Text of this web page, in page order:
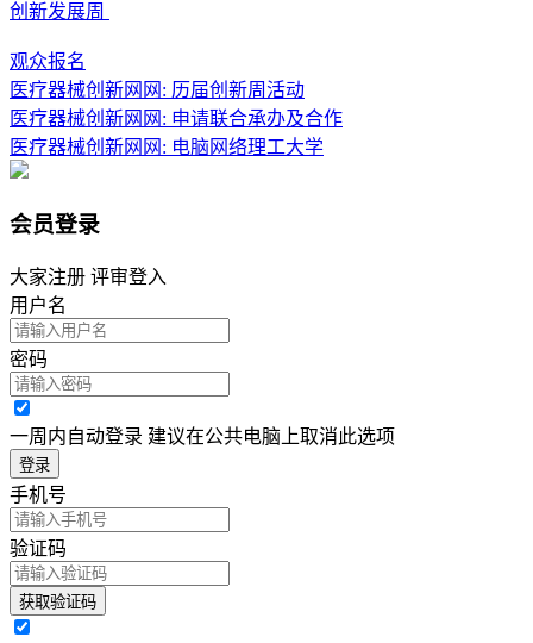
创新发展周
观众报名
医疗器械创新网网: 历届创新周活动
医疗器械创新网网: 申请联合承办及合作
医疗器械创新网网: 电脑网络理工大学
会员登录
大家注册 评审登入
用户名
密码
一周内自动登录 建议在公共电脑上取消此选项
登录
手机号
验证码
获取验证码